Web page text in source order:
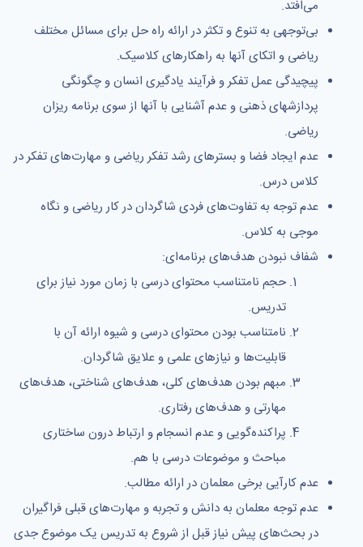
می‌افتد.
بی‌توجهی به تنوع و تکثر در ارائه راه حل برای مسائل مختلف
ریاضی و اتکای آنها به راهکارهای کلاسیک.
پیچیدگی عمل تفکر و فرآیند یادگیری انسان و چگونگی
پردازشهای ذهنی و عدم آشنایی با آنها از سوی برنامه ریزان
ریاضی.
عدم ایجاد فضا و بسترهای رشد تفکر ریاضی و مهارت‌های تفکر در
کلاس درس.
عدم توجه به تفاوت‌های فردی شاگردان در کار ریاضی و نگاه
موجی به کلاس.
شفاف نبودن هدف‌های برنامه‌ای:
حجم نامتناسب محتوای درسی با زمان مورد نیاز برای
تدریس.
نامتناسب بودن محتوای درسی و شیوه ارائه آن با
قابلیت‌ها و نیازهای علمی و علایق شاگردان.
مبهم بودن هدف‌های کلی، هدف‌های شناختی، هدف‌های
مهارتی و هدف‌های رفتاری.
پراکنده‌گویی و عدم انسجام و ارتباط درون ساختاری
مباحث و موضوعات درسی با هم.
عدم کارآیی برخی معلمان در ارائه مطالب.
عدم توجه معلمان به دانش و تجربه و مهارت‌های قبلی فراگیران
در بحث‌های پیش نیاز قبل از شروع به تدریس یک موضوع جدی